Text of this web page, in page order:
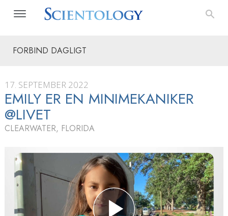
FORBIND DAGLIGT
17. SEPTEMBER 2022
EMILY ER EN MINIMEKANIKER
@LIVET
CLEARWATER, FLORIDA